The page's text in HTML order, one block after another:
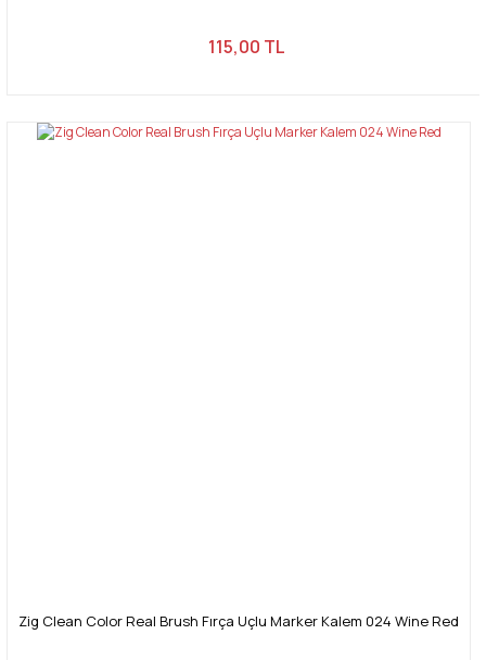
115,00 TL
Zig Clean Color Real Brush Fırça Uçlu Marker Kalem 024 Wine Red